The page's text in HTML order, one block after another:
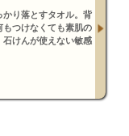
かり落とすタオル。背
もつけなくても素肌の
石けんが使えない敏感